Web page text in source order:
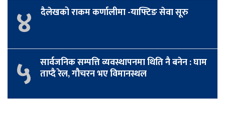
४ दैलेखको राकम कर्णालीमा -याफ्टिङ सेवा सूरु
५ सार्वजनिक सम्पत्ति व्यवस्थापनमा थिति नै बनेन : घाम
ताप्दै रेल, गौचरन भए विमानस्थल